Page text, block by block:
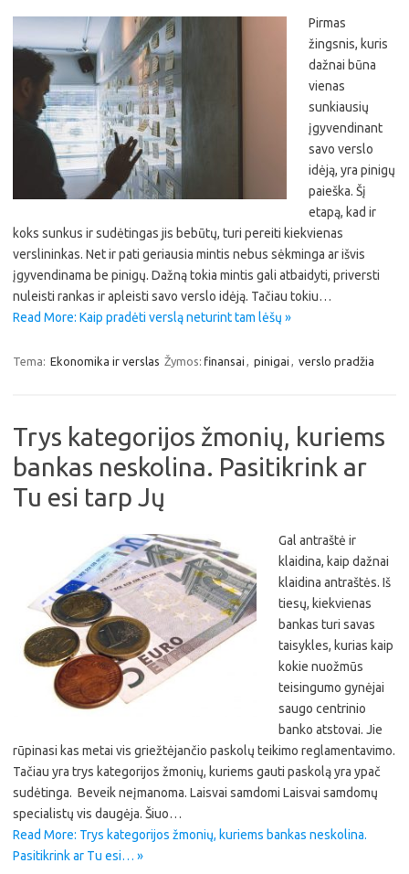
Pirmas
žingsnis, kuris
dažnai būna
vienas
sunkiausių
įgyvendinant
savo verslo
idėją, yra pinigų
paieška. Šį
etapą, kad ir
koks sunkus ir sudėtingas jis bebūtų, turi pereiti kiekvienas
verslininkas. Net ir pati geriausia mintis nebus sėkminga ar išvis
įgyvendinama be pinigų. Dažną tokia mintis gali atbaidyti, priversti
nuleisti rankas ir apleisti savo verslo idėją. Tačiau tokiu…
Read More: Kaip pradėti verslą neturint tam lėšų »
Tema: Ekonomika ir verslas Žymos: finansai , pinigai , verslo pradžia
Trys kategorijos žmonių, kuriems
bankas neskolina. Pasitikrink ar
Tu esi tarp Jų
Gal antraštė ir
klaidina, kaip dažnai
klaidina antraštės. Iš
tiesų, kiekvienas
bankas turi savas
taisykles, kurias kaip
kokie nuožmūs
teisingumo gynėjai
saugo centrinio
banko atstovai. Jie
rūpinasi kas metai vis griežtėjančio paskolų teikimo reglamentavimo.
Tačiau yra trys kategorijos žmonių, kuriems gauti paskolą yra ypač
sudėtinga. Beveik neįmanoma. Laisvai samdomi Laisvai samdomų
specialistų vis daugėja. Šiuo…
Read More: Trys kategorijos žmonių, kuriems bankas neskolina.
Pasitikrink ar Tu esi… »